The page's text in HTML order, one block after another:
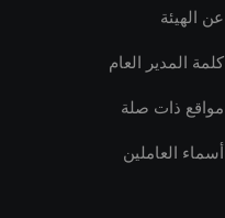
عن الهيئة
كلمة المدير العام
مواقع ذات صلة
أسماء العاملين